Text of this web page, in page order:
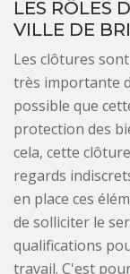
LES RÔLES
VILLE DE
Les clôtures
très importante
possible que
protection des
cela, cette
regards
en place ces
de solliciter le
qualifications
travail. C'est